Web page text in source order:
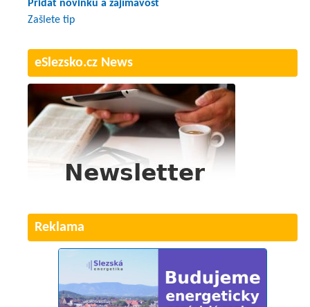
Přidat novinku a zajímavost
Zašlete tip
eSlezsko.cz News
Reklama